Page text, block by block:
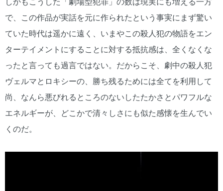
で、この作品が実話を元に作られたという事実にまず驚い
ていた時代は遥かに遠く、いまやこの殺人犯の物語をエン
ターテイメントにすることに対する抵抗感は、全くなくな
ったと言っても過言ではない。だからこそ、劇中の殺人犯
ヴェルマとロキシーの、勝ち残るためには全てを利用して
尚、なんら悪びれるところのないしたたかさとパワフルな
エネルギーが、どこかで清々しさにも似た感懐を生んでい
くのだ。